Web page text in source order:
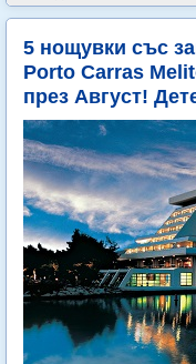
5 нощувки със
Porto Carras
през Август!